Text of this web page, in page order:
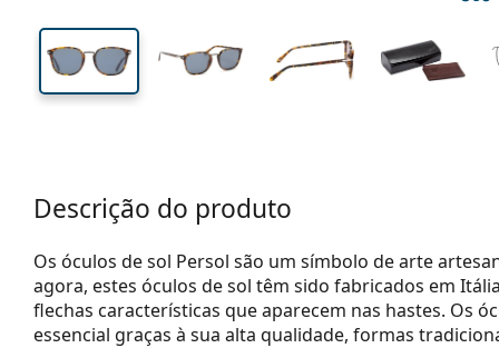
Descrição do produto
Os óculos de sol Persol são um símbolo de arte
agora, estes óculos de sol têm sido fabricados em
flechas características que aparecem nas hastes. Os
essencial graças à sua alta qualidade, formas